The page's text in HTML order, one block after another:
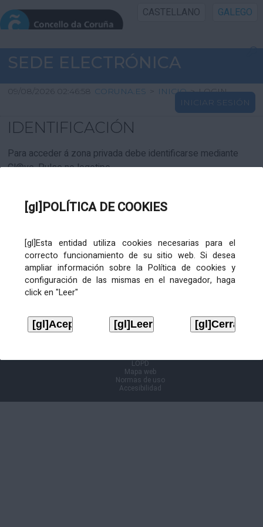
[gl]POLÍTICA DE COOKIES
[gl]Esta entidad utiliza cookies necesarias para el
correcto funcionamiento de su sitio web. Si desea
ampliar información sobre la Política de cookies y
configuración de las mismas en el navegador, haga
click en "Leer"
CASTELLANO GALEGO
INICIO SEDE
INICIO
INFORMACIÓN PÚBLICA
CARTAFOL CIDADÁN
SEDE ELECTRÓNICA
09/08/2026 02:46:58 CORUNA.ES > INICIO > LOGIN
INICIAR SESIÓN
IDENTIFICACIÓN
Para acceder á zona privada debe identificarse mediante
Cl@ve. Pulse no logotipo
LOPD
Mapa web
Normas de uso
Accesibilidad